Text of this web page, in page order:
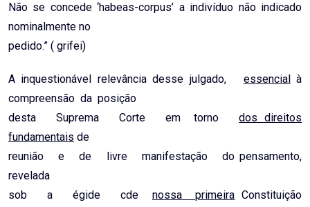
Não se concede ‘habeas-corpus’ a indivíduo não indicado
nominalmente no
pedido.” ( grifei)
A inquestionável relevância desse julgado, essencial
à
compreensão da posição
desta Suprema Corte em tornodos direitos
fundamentais de
reunião e de livre manifestação do pensamento,
revelada
sob a égide cde nossa primeira Constituição